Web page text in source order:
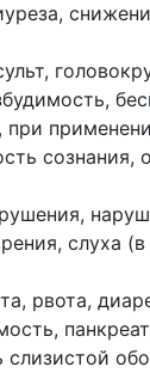
сознания,
слуха
рвота,
слизистой